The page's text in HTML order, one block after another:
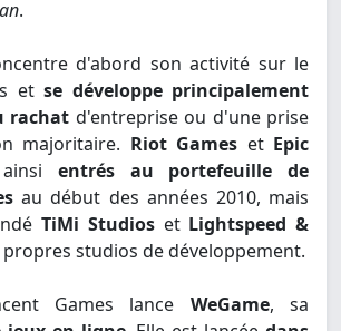
.
d'abord son activité sur le
etse développe principalement
rachat d'entreprise ou d'une prise
majoritaire. Riot Games et Epic
entrés au portefeuille de
au début des années 2010, mais
TiMi Studioset Lightspeed &
propres studios de développement.
Games lance WeGame, sa